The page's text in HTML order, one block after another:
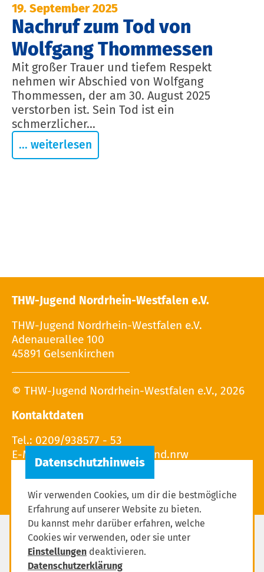
19. September 2025
Nachruf zum Tod von
Wolfgang Thommessen
Mit großer Trauer und tiefem Respekt
nehmen wir Abschied von Wolfgang
Thommessen, der am 30. August 2025
verstorben ist. Sein Tod ist ein
schmerzlicher...
... weiterlesen
THW-Jugend Nordrhein-Westfalen e.V.
THW-Jugend Nordrhein-Westfalen e.V.
Adenauerallee 100
45891 Gelsenkirchen
© THW-Jugend Nordrhein-Westfalen e.V., 2026
Kontaktdaten
Tel.: 0209/938577 - 53
E-Mail: Leitung(at)THW-Jugend.nrw
Datenschutz
Impressum
Wir verwenden Cookies, um dir die bestmögliche
Erfahrung auf unserer Website zu bieten.
Du kannst mehr darüber erfahren, welche
Cookies wir verwenden, oder sie unter
Einstellungen deaktivieren.
Datenschutzerklärung